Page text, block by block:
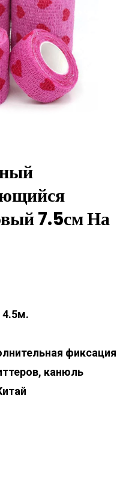
7.5см На
4.5м.
фиксация
канюль